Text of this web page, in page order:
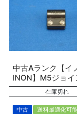
中古Aランク【イ
INON】M5ジョイ
在庫切れ
中古 送料最適化可